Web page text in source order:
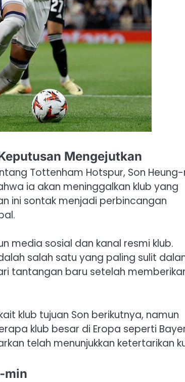
Mengejutkan
Tottenham Hotspur, Son
ia akan meninggalkan klub yang
ini sontak menjadi perbincangan
media sosial dan kanal resmi klub.
salah satu yang paling sulit
tantangan baru setelah
klub tujuan Son berikutnya, namun
klub besar di Eropa seperti
telah menunjukkan ketertarikan
min